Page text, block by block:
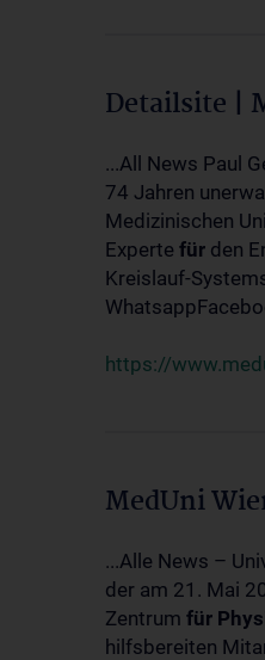
Detailsite |
...All News Paul
74 Jahren
Medizinischen
Experte für den
Kreislauf-
https://
MedUni
...Alle News –
der am 21. Mai
Zentrum für
hilfsbereiten